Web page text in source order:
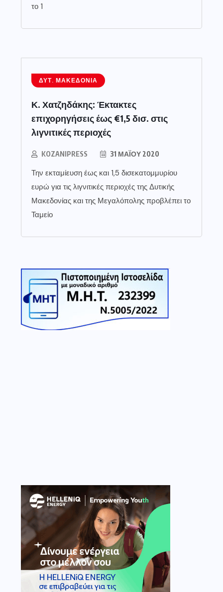
το 1
ΔΥΤ. ΜΑΚΕΔΟΝΊΑ
Κ. Χατζηδάκης: Έκτακτες
επιχορηγήσεις έως €1,5 δισ. στις
λιγνιτικές περιοχές
KOZANIPRESS 31 ΜΑΪ́ΟΥ 2020
Την εκταμίευση έως και 1,5 δισεκατομμυρίου
ευρώ για τις λιγνιτικές περιοχές της Δυτικής
Μακεδονίας και της Μεγαλόπολης προβλέπει το
Ταμείο